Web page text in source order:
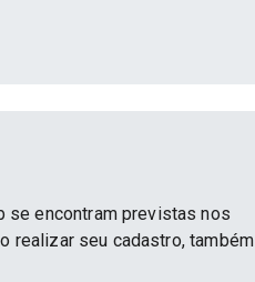
se encontram previstas nos
realizar seu cadastro, também